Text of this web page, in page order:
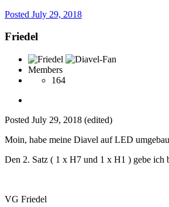
Posted July 29, 2018
Friedel
Members
164
Posted July 29, 2018 (edited)
Moin, habe meine Diavel auf LED
Den 2. Satz ( 1 x H7 und 1 x H1 ) gebe ich
VG Friedel